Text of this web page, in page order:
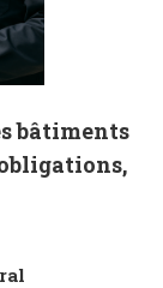
bâtiments